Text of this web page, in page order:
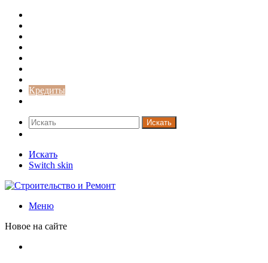
Кредиты
Искать
Искать
Switch skin
Меню
Новое на сайте